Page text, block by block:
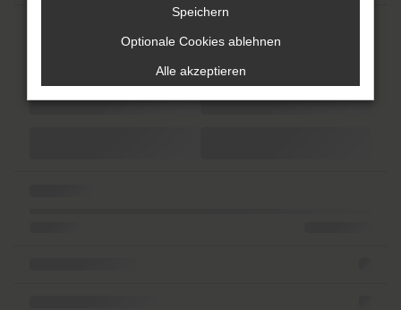
Speichern
Optionale Cookies ablehnen
Alle akzeptieren